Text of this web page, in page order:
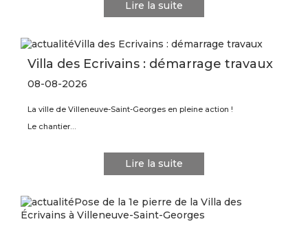
Lire la suite
Villa des Ecrivains : démarrage travaux
08-08-2026
La ville de Villeneuve-Saint-Georges en pleine action !
Le chantier…
Lire la suite